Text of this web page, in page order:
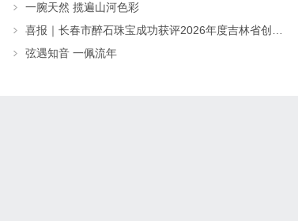
一腕天然 揽遍山河色彩
弦遇知音 一佩流年